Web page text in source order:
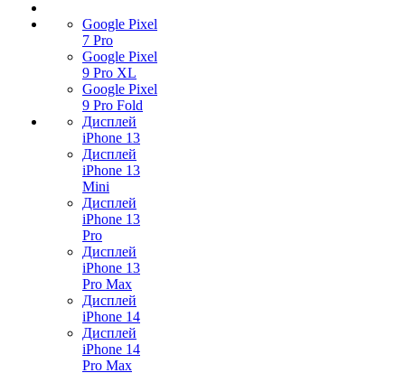
Google Pixel
7 Pro
Google Pixel
9 Pro XL
Google Pixel
9 Pro Fold
Дисплей
iPhone 13
Дисплей
iPhone 13
Mini
Дисплей
iPhone 13
Pro
Дисплей
iPhone 13
Pro Max
Дисплей
iPhone 14
Дисплей
iPhone 14
Pro Max